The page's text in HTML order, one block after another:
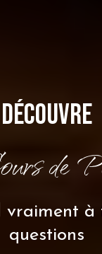
Découvre
de
vraiment à
questions